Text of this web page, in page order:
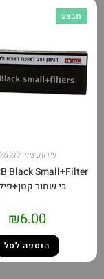
מבצע
ניירות,ציוד לגלגול
בי שחור
₪6.00
הוספה לסל